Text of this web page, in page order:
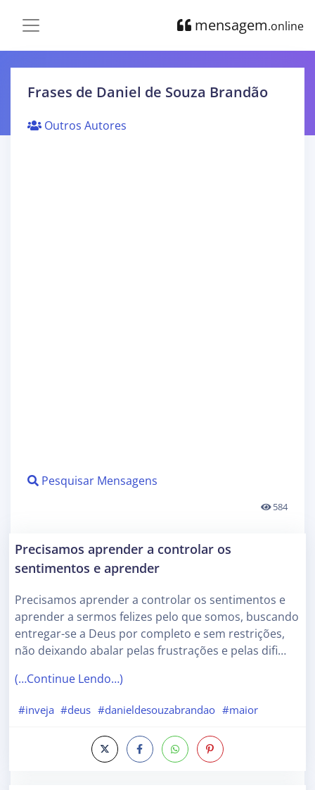
mensagem.online
Frases de Daniel de Souza Brandão
Outros Autores
Pesquisar Mensagens
584
Precisamos aprender a controlar os
sentimentos e aprender
Precisamos aprender a controlar os sentimentos e
aprender a sermos felizes pelo que somos, buscando
entregar-se a Deus por completo e sem restrições,
não deixando abalar pelas frustrações e pelas difi…
(…Continue Lendo…)
#inveja #deus #danieldesouzabrandao #maior